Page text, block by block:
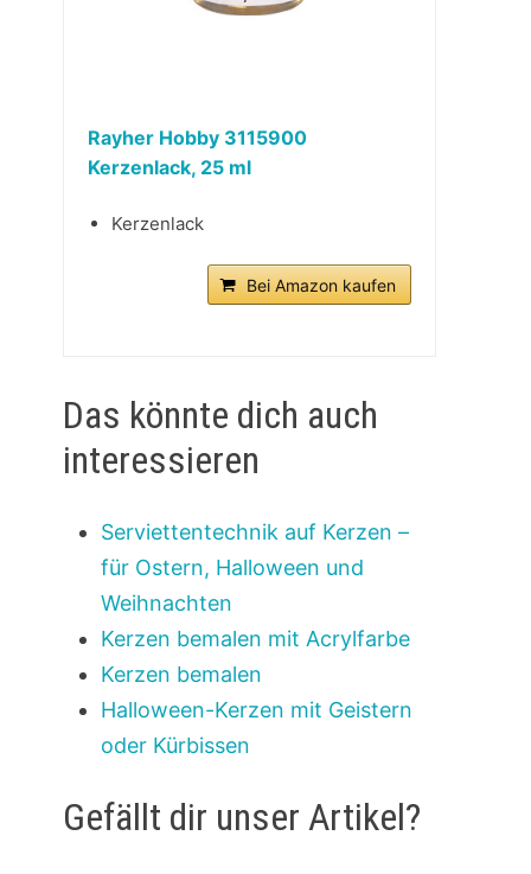
Rayher Hobby 3115900
Kerzenlack, 25 ml
Kerzenlack
Bei Amazon kaufen
Das könnte dich auch
interessieren
Serviettentechnik auf Kerzen –
für Ostern, Halloween und
Weihnachten
Kerzen bemalen mit Acrylfarbe
Kerzen bemalen
Halloween-Kerzen mit Geistern
oder Kürbissen
Gefällt dir unser Artikel?